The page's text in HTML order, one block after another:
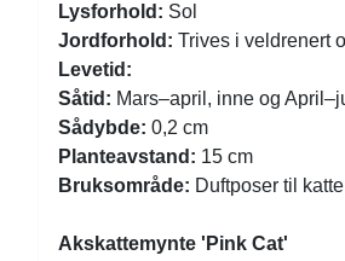
Lysforhold: Sol
Jordforhold: Trives i veldrenert
Levetid:
Såtid: Mars–april, inne og
Sådybde: 0,2 cm
Planteavstand: 15 cm
Bruksområde: Duftposer til
Akskattemynte 'Pink Cat'